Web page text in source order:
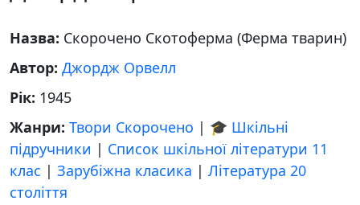
Назва: Скорочено Скотоферма (Ферма тварин)
Автор: Джордж Орвелл
Рік: 1945
Жанри: Твори Скорочено | 🎓 Шкільні
підручники | Список шкільної літератури 11
клас | Зарубіжна класика | Література 20
століття